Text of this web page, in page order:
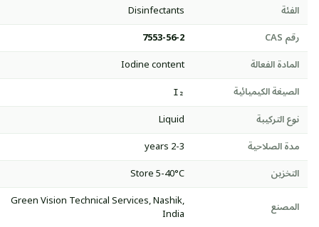
الفئة
Disinfectants
رقم CAS
7553-56-2
المادة الفعالة
Iodine content
الصيغة الكيميائية
I₂
نوع التركيبة
Liquid
مدة الصلاحية
2-3 years
التخزين
Store 5-40°C
المصنع
Green Vision Technical Services, Nashik,
India